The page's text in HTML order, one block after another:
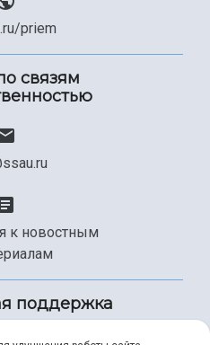
priem
связям
к новостным
поддержка